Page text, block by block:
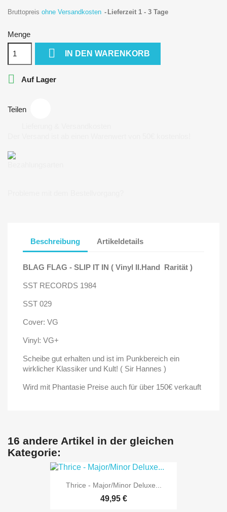
Bruttopreis ohne Versandkosten Lieferzeit 1 - 3 Tage
Menge
 IN DEN WARENKORB
 Auf Lager
Teilen
Beschreibung Artikeldetails
BLAG FLAG - SLIP IT IN ( Vinyl II.Hand Rarität )
SST RECORDS 1984
SST 029
Cover: VG
Vinyl: VG+
Scheibe gut erhalten und ist im Punkbereich ein
wirklicher Klassiker und Kult! ( Sir Hannes )
Wird mit Phantasie Preise auch für über 150€ verkauft
16 andere Artikel in der gleichen
Kategorie:
Thrice - Major/Minor Deluxe...
49,95 €